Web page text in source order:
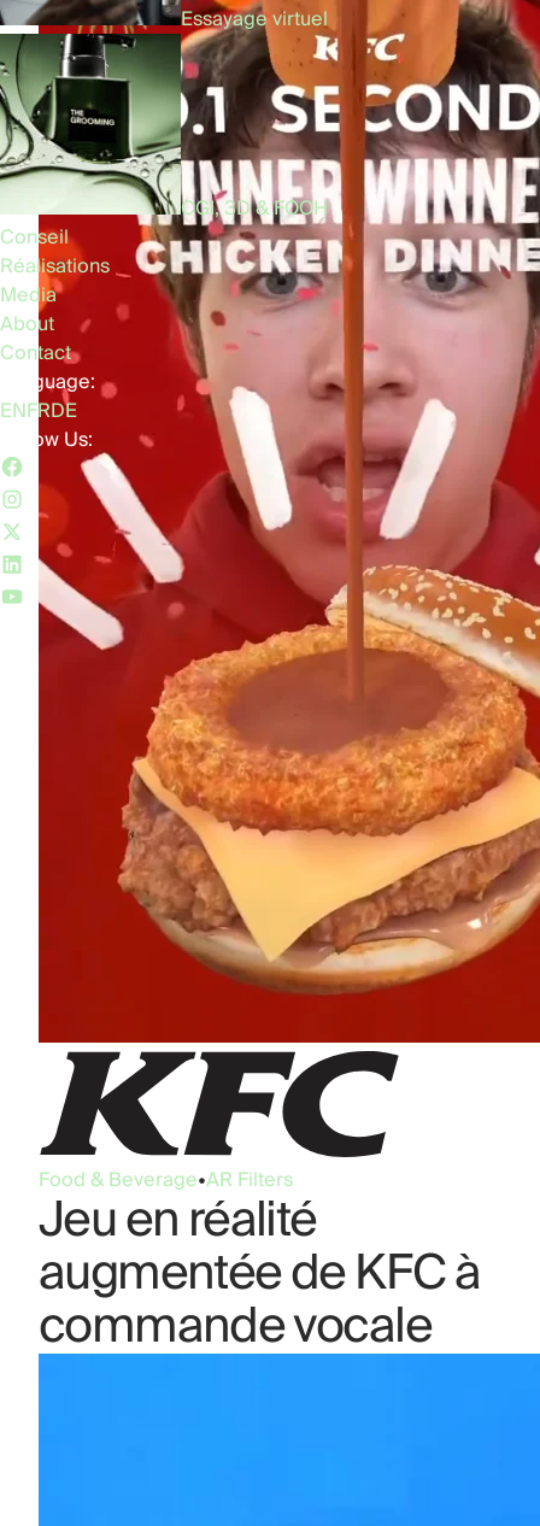
Essayage virtuel
CGI, 3D & FOOH
Conseil
Réalisations
Media
About
Contact
Language:
ENFRDE
Follow Us:
Food & Beverage•AR Filters
Jeu en réalité
augmentée de KFC à
commande vocale